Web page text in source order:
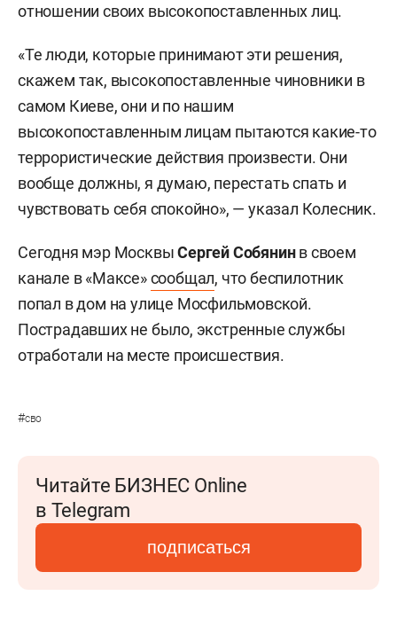
отношении своих высокопоставленных лиц.
«Те люди, которые принимают эти решения,
скажем так, высокопоставленные чиновники в
самом Киеве, они и по нашим
высокопоставленным лицам пытаются какие-то
террористические действия произвести. Они
вообще должны, я думаю, перестать спать и
чувствовать себя спокойно», — указал Колесник.
Сегодня мэр МосквыСергей Собянинв своем
канале в «Максе»сообщал, что беспилотник
попал в дом на улице Мосфильмовской.
Пострадавших не было, экстренные службы
отработали на месте происшествия.
#сво
Читайте БИЗНЕС Online
в Telegram
подписаться